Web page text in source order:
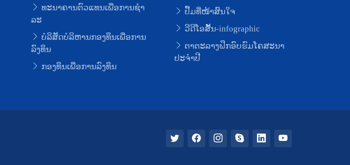
ທະນາຄານຕົວແທນເພື່ອການຊໍາ
ລະ
ບໍລິສັດບໍລິຫານກອງທຶນເພື່ອການ
ລົງທຶນ
ກອງທຶນເພື່ອການລົງທຶນ
ປຶ້ມທີ່ໜ້າສົນໃຈ
ວີດີໂອສັ້ນ-infographic
ຕາຕະລາງຝຶກອົບຮົມໂຄສະນາ
ປະຈຳປີ